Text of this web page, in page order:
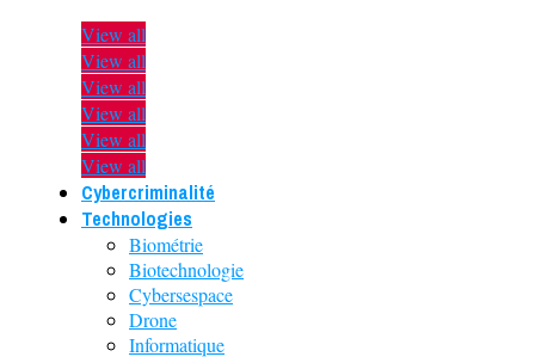
View all
View all
View all
View all
View all
View all
Cybercriminalité
Technologies
Biométrie
Biotechnologie
Cybersespace
Drone
Informatique